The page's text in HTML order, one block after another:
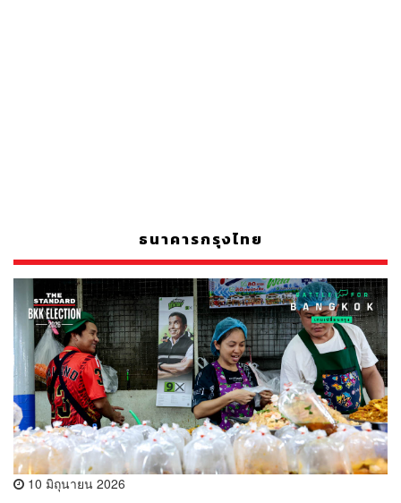
ธนาคารกรุงไทย
10 มิถุนายน 2026